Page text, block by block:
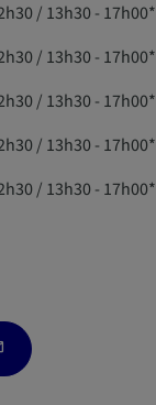
/ 13h30 - 17h00*
/ 13h30 - 17h00*
/ 13h30 - 17h00*
/ 13h30 - 17h00*
/ 13h30 - 17h00*